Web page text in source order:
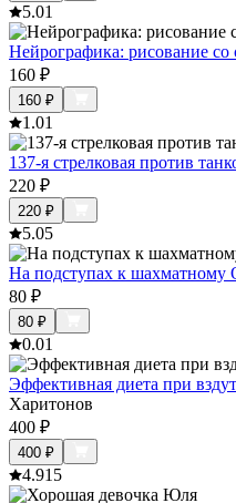
5.01
Нейрографика: рисование
160 ₽
160 ₽
1.01
137-я стрелковая против
220 ₽
220 ₽
5.05
На подступах к шахматному
80 ₽
80 ₽
0.01
Эффективная диета при
Харитонов
400 ₽
400 ₽
4.915